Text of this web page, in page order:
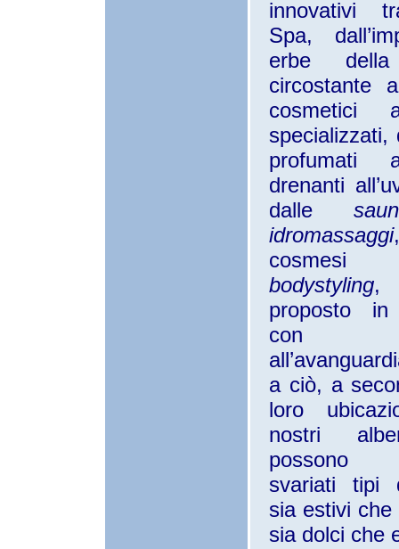
innovativi
Spa,
erbe
circostante
cosmetici
specializzati,
profumati
drenanti
dalle
idromassaggi
bodystyling,
proposto in
con
a ciò, a
loro
nostri
possono
svariati
sia estivi che
sia dolci che